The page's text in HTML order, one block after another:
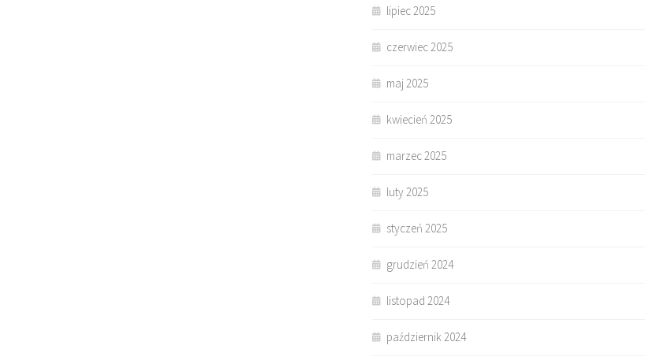
lipiec 2025
czerwiec 2025
maj 2025
kwiecień 2025
marzec 2025
luty 2025
styczeń 2025
grudzień 2024
listopad 2024
październik 2024